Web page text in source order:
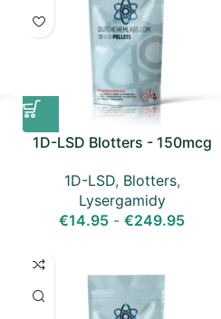
1D-LSD Blotters - 150mcg
1D-LSD, Blotters,
Lysergamidy
€14.95 - €249.95